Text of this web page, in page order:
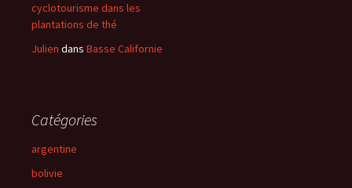
cyclotourisme dans les
plantations de thé
Julien dans Basse Californie
Catégories
argentine
bolivie